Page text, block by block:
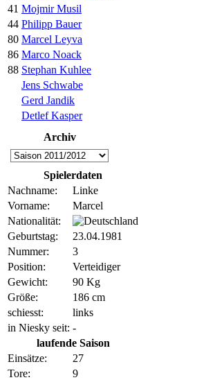
41 Mojmir Musil
44 Philipp Bauer
80 Marcel Leyva
86 Marco Noack
88 Stephan Kuhlee
Jens Schwabe
Gerd Jandik
Detlef Kasper
Archiv
Spielerdaten
Nachname:
Linke
Vorname:
Marcel
Nationalität:
Geburtstag:
23.04.1981
Nummer:
3
Position:
Verteidiger
Gewicht:
90 Kg
Größe:
186 cm
schiesst:
links
in Niesky seit: -
laufende Saison
Einsätze:
27
Tore:
9